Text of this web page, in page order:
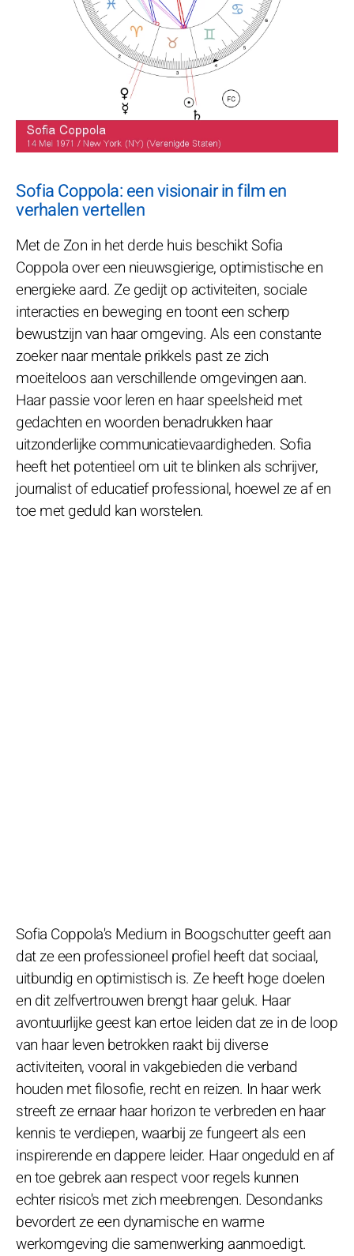
Sofia Coppola: een visionair in film en
verhalen vertellen
Met de Zon in het derde huis beschikt Sofia
Coppola over een nieuwsgierige, optimistische en
energieke aard. Ze gedijt op activiteiten, sociale
interacties en beweging en toont een scherp
bewustzijn van haar omgeving. Als een constante
zoeker naar mentale prikkels past ze zich
moeiteloos aan verschillende omgevingen aan.
Haar passie voor leren en haar speelsheid met
gedachten en woorden benadrukken haar
uitzonderlijke communicatievaardigheden. Sofia
heeft het potentieel om uit te blinken als schrijver,
journalist of educatief professional, hoewel ze af en
toe met geduld kan worstelen.
Sofia Coppola's Medium in Boogschutter geeft aan
dat ze een professioneel profiel heeft dat sociaal,
uitbundig en optimistisch is. Ze heeft hoge doelen
en dit zelfvertrouwen brengt haar geluk. Haar
avontuurlijke geest kan ertoe leiden dat ze in de loop
van haar leven betrokken raakt bij diverse
activiteiten, vooral in vakgebieden die verband
houden met filosofie, recht en reizen. In haar werk
streeft ze ernaar haar horizon te verbreden en haar
kennis te verdiepen, waarbij ze fungeert als een
inspirerende en dappere leider. Haar ongeduld en af
en toe gebrek aan respect voor regels kunnen
echter risico's met zich meebrengen. Desondanks
bevordert ze een dynamische en warme
werkomgeving die samenwerking aanmoedigt.